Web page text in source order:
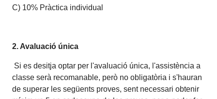
C) 10% Pràctica individual
2. Avaluació única
Si es desitja optar per l'avaluació única, l'assistència a
classe serà recomanable, però no obligatòria i s'hauran
de superar les següents proves, sent necessari obtenir